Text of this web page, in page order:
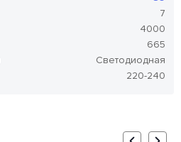
7
4000
665
Светодиодная
220-240